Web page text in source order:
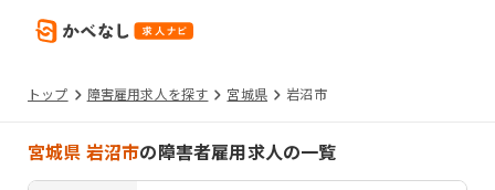
トップ 障害雇用求人を探す 宮城県 岩沼市
宮城県 岩沼市の障害者雇用求人の一覧